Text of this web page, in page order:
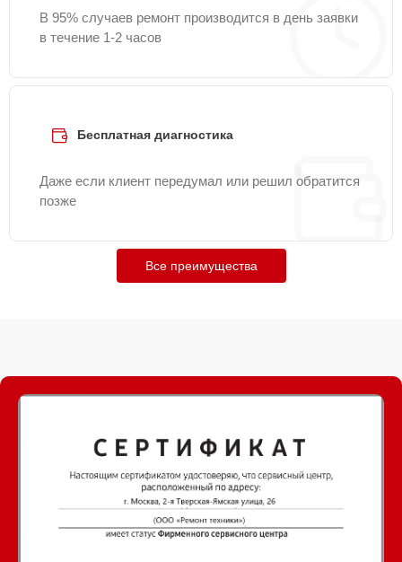
В 95% случаев ремонт производится в день заявки
в течение 1-2 часов
Бесплатная диагностика
Даже если клиент передумал или решил обратится
позже
Все преимущества